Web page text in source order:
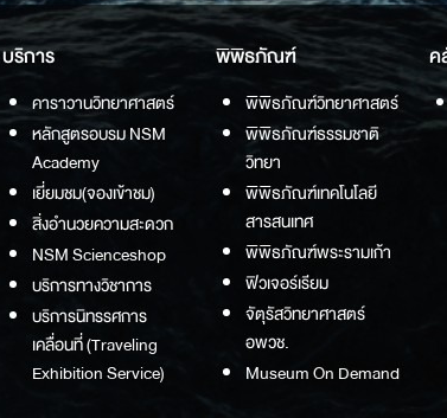
บริการ
คาราวานวิทยาศาสตร์
หลักสูตรอบรม NSM
Academy
เยี่ยมชม(จองเข้าชม)
สิ่งอำนวยความสะดวก
NSM Scienceshop
บริการทางวิชาการ
บริการนิทรรศการ
เคลื่อนที่ (Traveling
Exhibition Service)
พิพิธภัณฑ์
พิพิธภัณฑ์วิทยาศาสตร์
พิพิธภัณฑ์ธรรมชาติ
วิทยา
พิพิธภัณฑ์เทคโนโลยี
สารสนเทศ
พิพิธภัณฑ์พระรามเก้า
ฟิวเจอร์เรียม
จัตุรัสวิทยาศาสตร์
อพวช.
Museum On Demand
ค